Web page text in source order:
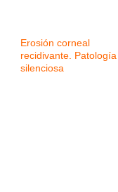
Erosión corneal
recidivante. Patología
silenciosa